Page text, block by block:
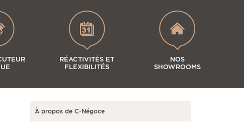
RÉACTIVITÉS ET
FLEXIBILITÉS
NOS
SHOWROOMS
À propos de C-Négoce